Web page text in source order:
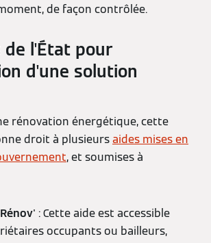
de façon contrôlée.
de l'État pour
d'une solution
rénovation énergétique, cette
droit à plusieursaides mises en
, et soumises à
: Cette aide est accessible
occupants ou bailleurs,